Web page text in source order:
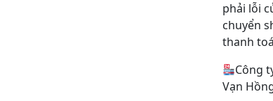
phải lỗi
chuyển
thanh
Công
Vạn